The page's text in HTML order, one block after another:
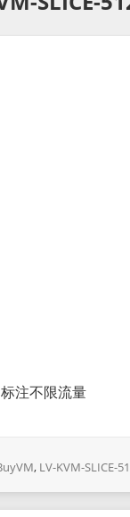
注不限流量
, LV-KVM-SLICE-